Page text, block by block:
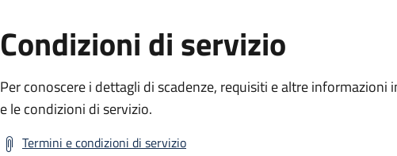
Condizioni di servizio
Per conoscere i dettagli di scadenze, requisiti e altre informazioni
e le condizioni di servizio.
Termini e condizioni di servizio